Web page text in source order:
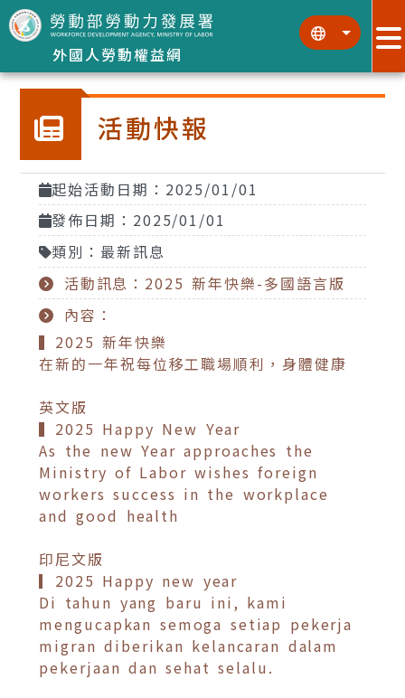
跳到主要內容區塊
外國人勞動權益網
::: :::
活動快報
起始活動日期：2025/01/01
發佈日期：2025/01/01
類別：最新訊息
活動訊息：2025 新年快樂-多國語言版
內容：
▍2025 新年快樂
在新的一年祝每位移工職場順利，身體健康
英文版
▍2025 Happy New Year
As the new Year approaches the
Ministry of Labor wishes foreign
workers success in the workplace
and good health
印尼文版
▎2025 Happy new year
Di tahun yang baru ini, kami
mengucapkan semoga setiap pekerja
migran diberikan kelancaran dalam
pekerjaan dan sehat selalu.